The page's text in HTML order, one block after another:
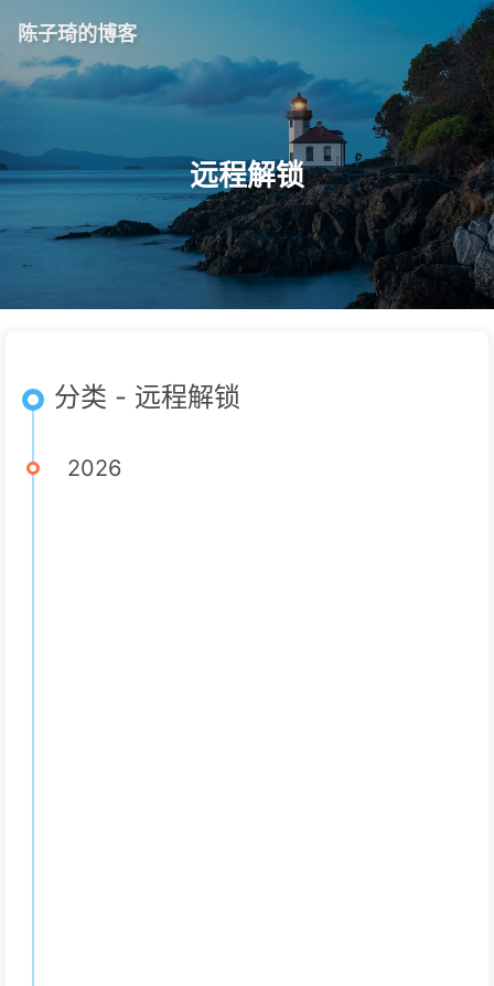
陈子琦的博客
远程解锁
分类 - 远程解锁
2026